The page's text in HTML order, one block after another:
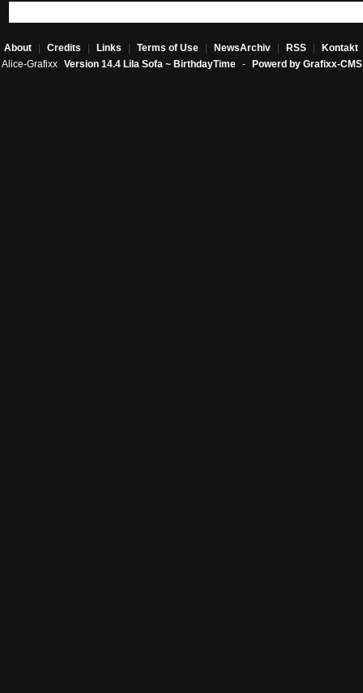
About Credits Links Terms of Use NewsArchiv RSS Kontakt
Alice-Grafixx Version 14.4 Lila Sofa ~ BirthdayTime - Powerd by Grafixx-CMS